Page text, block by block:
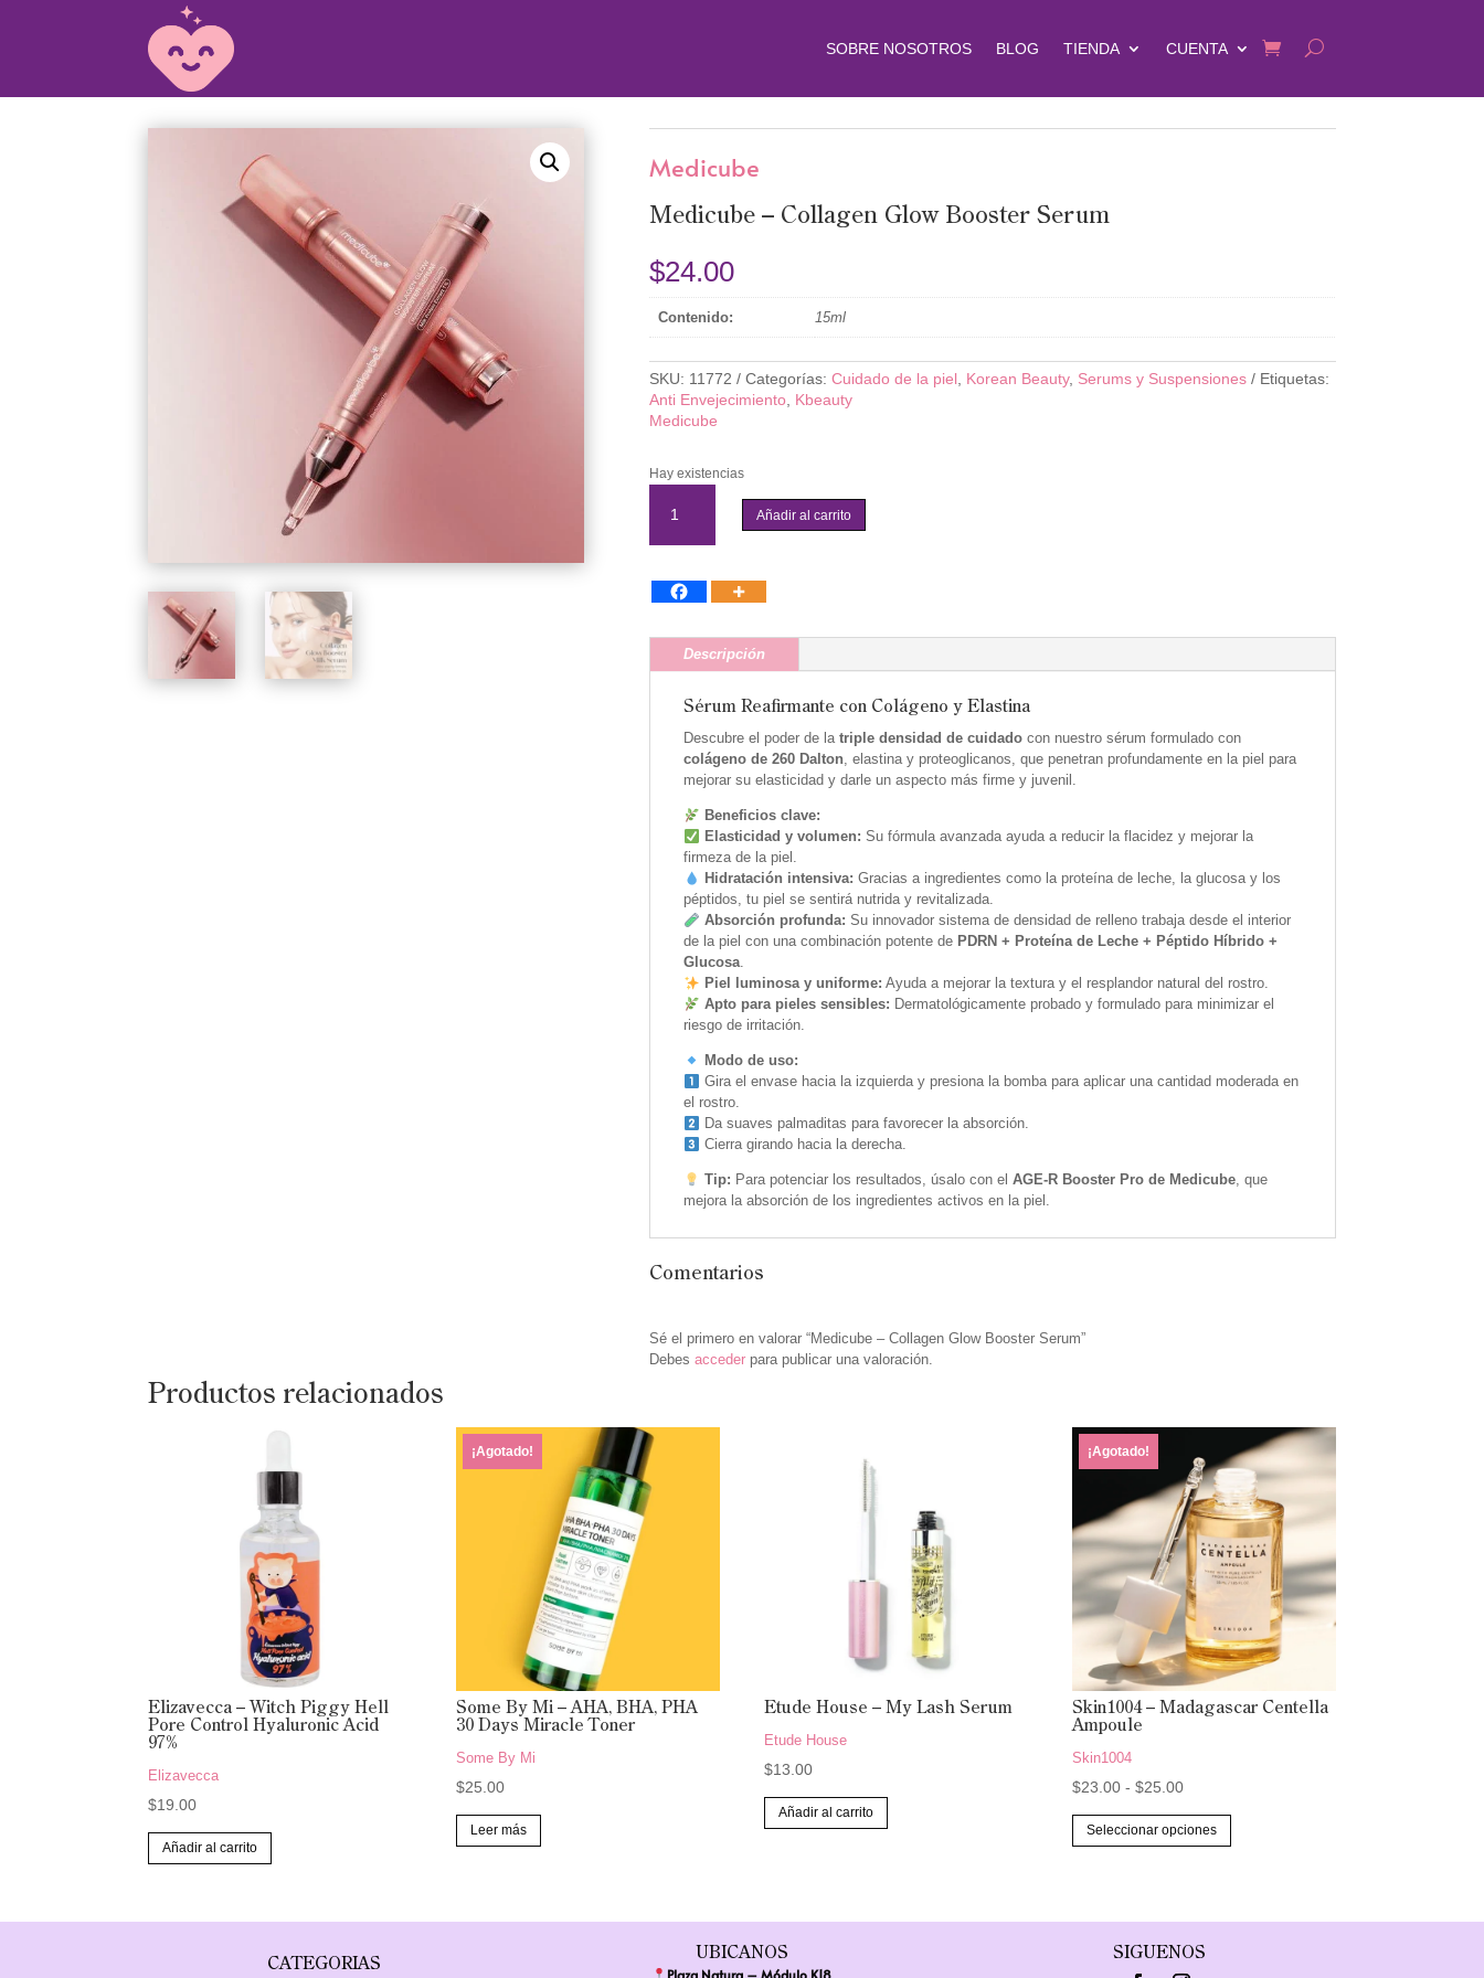
SOBRE NOSOTROS BLOG TIENDA CUENTA
Medicube
Medicube – Collagen Glow Booster Serum
$24.00
Contenido: 15ml
SKU: 11772 Categorías:Cuidado de la piel Korean Beauty, Serums y Suspensiones
Etiquetas:
Anti Envejecimiento Kbeauty
Medicube
Hay existencias
Booster
Serum
Añadir al carrito
Descripción
Sérum Reafirmante con Colágeno y Elastina
Descubre el poder de latriple densidad de cuidado con nuestro sérum formulado con
colágeno de 260 Dalton, elastina y proteoglicanos, que penetran profundamente en la piel para
mejorar su elasticidad y darle un aspecto más firme y juvenil.
Beneficios clave:
Elasticidad y volumen: Su fórmula avanzada ayuda a reducir la flacidez y mejorar la
firmeza de la piel.
Hidratación intensiva: Gracias a ingredientes como la proteína de leche, la glucosa y los
péptidos, tu piel se sentirá nutrida y revitalizada.
Absorción profunda: Su innovador sistema de densidad de relleno trabaja desde el interior
de la piel con una combinación potente de PDRN + Proteína de Leche + Péptido Híbrido +
Glucosa.
Piel luminosa y uniforme: Ayuda a mejorar la textura y el resplandor natural del rostro.
Apto para pieles sensibles: Dermatológicamente probado y formulado para minimizar el
riesgo de irritación.
Modo de uso:
Gira el envase hacia la izquierda y presiona la bomba para aplicar una cantidad moderada en
el rostro.
Da suaves palmaditas para favorecer la absorción.
Cierra girando hacia la derecha.
Tip: Para potenciar los resultados, úsalo con el AGE-R Booster Pro de Medicube, que
mejora la absorción de los ingredientes activos en la piel.
Comentarios
Sé el primero en valorar “Medicube – Collagen Glow Booster Serum”
Debesacceder para publicar una valoración.
Productos relacionados
Elizavecca – Witch Piggy Hell
Pore Control Hyaluronic Acid
97%
Elizavecca
$19.00
Añadir al carrito
¡Agotado!
Some By Mi – AHA, BHA, PHA
30 Days Miracle Toner
Some By Mi
$25.00
Leer más
Etude House – My Lash Serum
Etude House
$13.00
Añadir al carrito
¡Agotado!
Skin1004 – Madagascar Centella
Ampoule
Skin1004
$23.00 - $25.00Rango
de
precios:
$25.00
Seleccionar opciones
Este
CATEGORIAS
UBICANOS
Plaza Natura – Módulo K18
SIGUENOS